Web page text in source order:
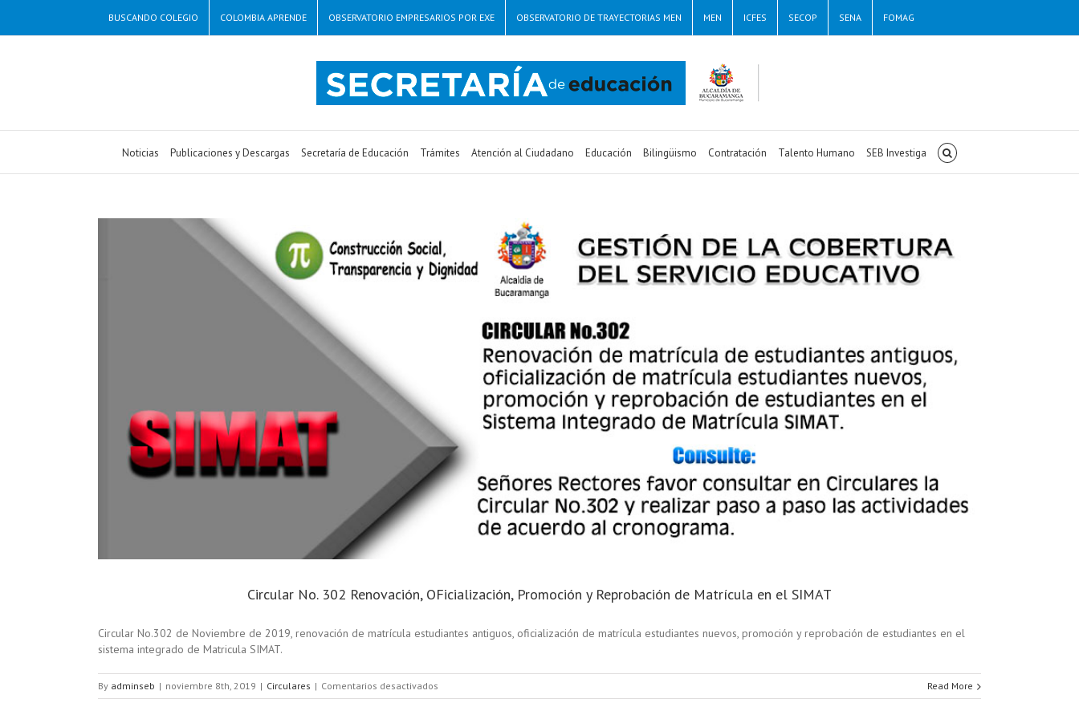
BUSCANDO COLEGIO COLOMBIA APRENDE OBSERVATORIO EMPRESARIOS POR EXE OBSERVATORIO DE TRAYECTORIAS MEN MEN ICFES SECOP SENA FOMAG
Noticias Publicaciones y Descargas Secretaría de Educación Trámites Atención al Ciudadano Educación Bilingüismo Contratación Talento Humano SEB Investiga
Circular No. 302 Renovación, OFicialización, Promoción y Reprobación de Matrícula en el SIMAT
Circular No.302 de Noviembre de 2019, renovación de matrícula estudiantes antiguos, oficialización de matrícula estudiantes nuevos, promoción y reprobación de estudiantes en el
sistema integrado de Matricula SIMAT.
By adminseb | noviembre 8th, 2019 | Circulares | Comentarios desactivados
Circular
Read More